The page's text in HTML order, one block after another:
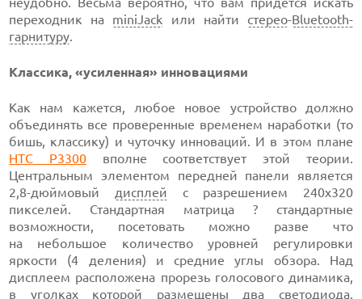
переходник на miniJack или найти стерео-Bluetooth-
гарнитуру.
Классика, «усиленная» инновациями
Как нам кажется, любое новое устройство должно
объединять все проверенные временем наработки (то
бишь, классику) и чуточку инноваций. И в этом плане
HTC P3300вполне соответствует этой теории.
Центральным элементом передней панели является
2,8-дюймовый дисплей с разрешением 240х320
пикселей. Стандартная матрица ? стандартные
возможности, посетовать можно разве что
на небольшое количество уровней регулировки
яркости (4 деления) и средние углы обзора. Над
дисплеем расположена прорезь голосового динамика,
в уголках которой размещены два светодиода,